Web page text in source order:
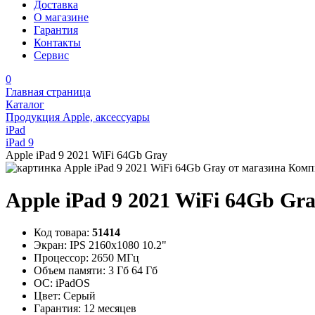
Доставка
О магазине
Гарантия
Контакты
Сервис
0
Главная страница
Каталог
Продукция Apple, аксессуары
iPad
iPad 9
Apple iPad 9 2021 WiFi 64Gb Gray
Apple iPad 9 2021 WiFi 64Gb
Код товара: 51414
Экран: IPS 2160x1080 10.2"
Процессор: 2650 МГц
Объем памяти: 3 Гб 64 Гб
ОС: iPadOS
Цвет: Серый
Гарантия: 12 месяцев